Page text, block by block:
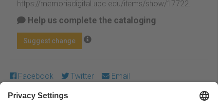
https://memoriadigital.upc.edu/items/show/17722
Help us complete the cataloging
Suggest change
Facebook Twitter Email